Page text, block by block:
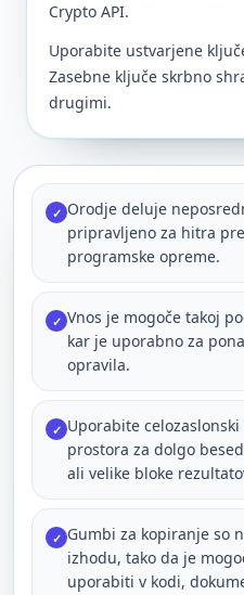
Crypto API.
Uporabite ustvarjene
Zasebne ključe skrbno
drugimi.
✓ Orodje deluje
pripravljeno za hitra
programske opreme.
✓ Vnos je mogoče takoj
kar je uporabno za
opravila.
✓ Uporabite
prostora za dolgo
ali velike bloke
✓ Gumbi za kopiranje so
izhodu, tako da je
uporabiti v kodi,